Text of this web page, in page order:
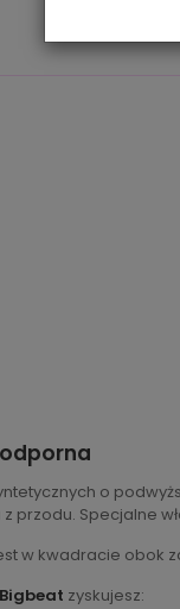
o
przodu. Specjalne
w kwadracie obok
zyskujesz: